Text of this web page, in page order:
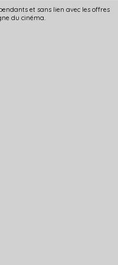
et sans lien avec les offres
du cinéma.